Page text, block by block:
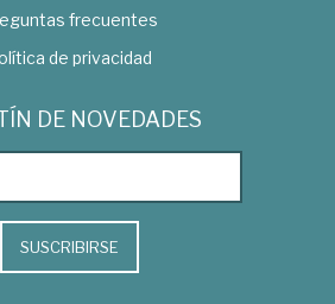
frecuentes
de privacidad
DE NOVEDADES
SUSCRIBIRSE